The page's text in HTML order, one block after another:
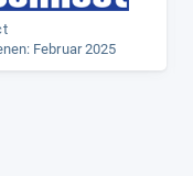
Februar 2025